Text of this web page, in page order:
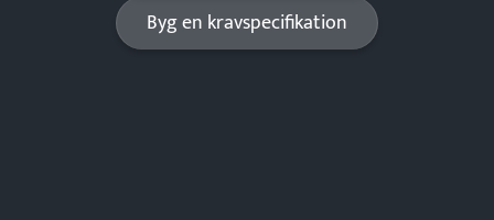
Byg en kravspecifikation